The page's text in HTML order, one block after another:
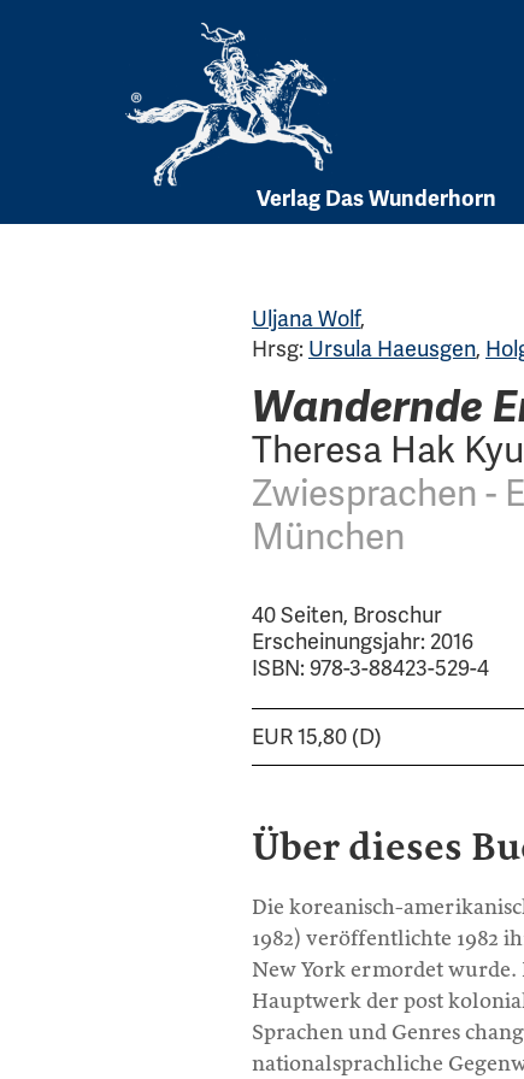
Verlag Das Wunderhorn
Uljana Wolf,
Hrsg: Ursula Haeusgen,
Wandernde
Theresa Hak
Zwiesprachen -
München
40 Seiten, Broschur
Erscheinungsjahr: 2016
ISBN: 978-3-88423-529-4
EUR 15,80 (D)
Über dieses
Die koreanisch-
1982) veröffentlichte 1982
New York ermordet
Hauptwerk der post
Sprachen und Genres
nationalsprachliche